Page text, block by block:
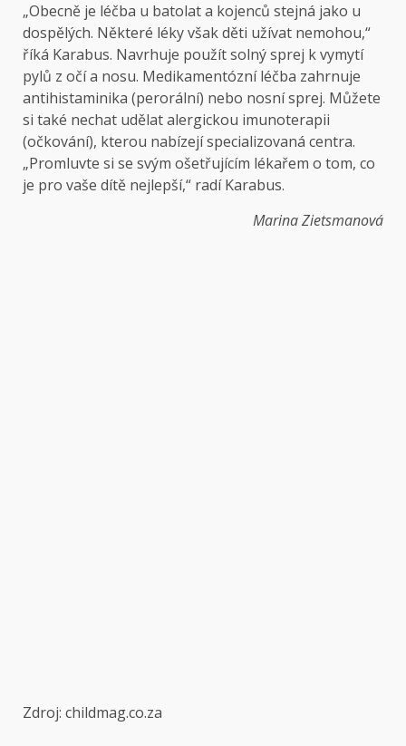
„Obecně je léčba u batolat a kojenců stejná jako u
dospělých. Některé léky však děti užívat nemohou,“
říká Karabus. Navrhuje použít solný sprej k vymytí
pylů z očí a nosu. Medikamentózní léčba zahrnuje
antihistaminika (perorální) nebo nosní sprej. Můžete
si také nechat udělat alergickou imunoterapii
(očkování), kterou nabízejí specializovaná centra.
„Promluvte si se svým ošetřujícím lékařem o tom, co
je pro vaše dítě nejlepší,“ radí Karabus.
Marina Zietsmanová
Zdroj: childmag.co.za